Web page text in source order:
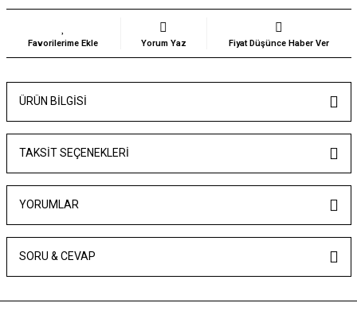
Yorum Yaz Fiyat Düşünce Haber Ver
ÜRÜN BILGISI
TAKSIT SEÇENEKLERI
YORUMLAR
SORU & CEVAP